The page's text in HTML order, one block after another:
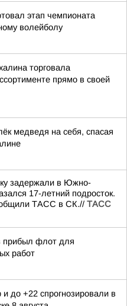
этап чемпионата
волейболу
торговала
прямо в своей
медведя на себя, спасая
задержали в Южно-
17-летний подросток.
ТАСС в СК.// ТАСС
прибыл флот для
работ
до +22 спрогнозировали в